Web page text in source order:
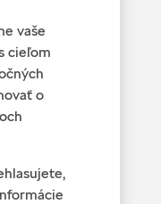
vaše
cieľom
o